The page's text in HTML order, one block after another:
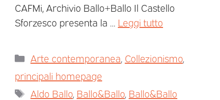
CAFMi, Archivio Ballo+Ballo Il Castello
Sforzesco presenta la … Leggi tutto
Arte contemporanea Collezionismo
principali homepage
Aldo Ballo Ballo&Ballo Ballo&Ballo